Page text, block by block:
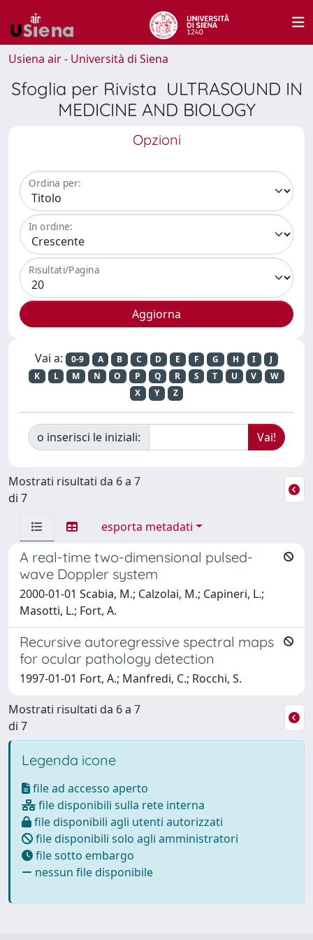
Usiena air - Università di Siena
Sfoglia per Rivista ULTRASOUND IN
MEDICINE AND BIOLOGY
Opzioni
Ordina per:
In ordine:
Risultati/Pagina
Vai a: 0-9 A B C D E F G H I
J
K
L M N O P Q R S T U V
W
X
Y Z
o inserisci le iniziali:
Mostrati risultati da 6 a 7
di 7
esporta metadati
A real-time two-dimensional pulsed-
wave Doppler system
2000-01-01 Scabia, M.; Calzolai, M.; Capineri, L.;
Masotti, L.; Fort, A.
Recursive autoregressive spectral maps
for ocular pathology detection
1997-01-01 Fort, A.; Manfredi, C.; Rocchi, S.
Mostrati risultati da 6 a 7
di 7
Legenda icone
file ad accesso aperto
file disponibili sulla rete interna
file disponibili agli utenti autorizzati
file disponibili solo agli amministratori
file sotto embargo
nessun file disponibile